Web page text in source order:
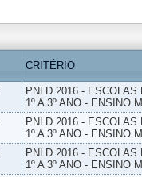
CRITÉRIO
PNLD 2016 -
1º A 3º ANO - ENSINO
PNLD 2016 -
1º A 3º ANO - ENSINO
PNLD 2016 -
1º A 3º ANO - ENSINO